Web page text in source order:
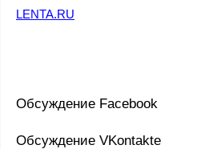
LENTA.RU
Обсуждение Facebook
Обсуждение VKontakte